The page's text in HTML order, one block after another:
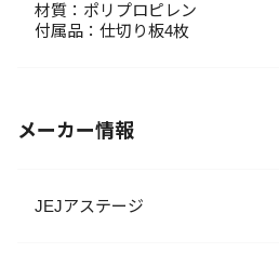
材質：ポリプロピレン
付属品：仕切り板4枚
メーカー情報
JEJアステージ